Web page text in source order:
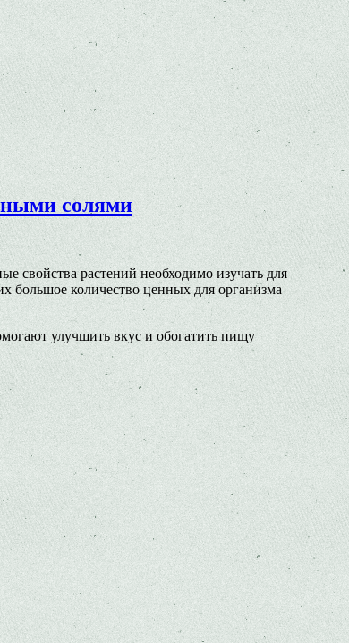
солями
свойства растений необходимо изучать для
большое количество ценных для организма
улучшить вкус и обогатить пищу